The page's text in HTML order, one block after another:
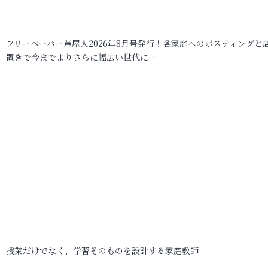
フリーペーパー芦屋人2026年8月号発行！各家庭へのポスティングと
置きで今までよりさらに幅広い世代に…
授業だけでなく、学習そのものを設計する家庭教師